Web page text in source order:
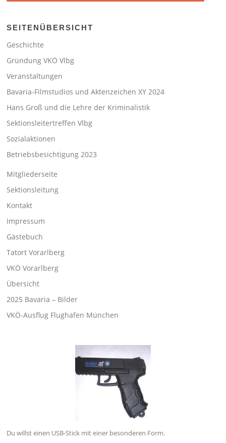
SEITENÜBERSICHT
Geschichte
Gründung VKÖ Vlbg
Veranstaltungen
Bavaria-Filmstudios und Aktenzeichen XY 2024
Hans Groß und die Lehre der Kriminalistik
Sektionsleitertreffen Vlbg
Sozialaktionen
Betriebsbesichtigung 2023
Mitgliederseite
Sektionsleitung
Kontakt
Impressum
Gästebuch
Tatort Vorarlberg
VKÖ Vorarlberg
Übersicht
2025 Bavaria – Bilder
VKÖ-Ausflug Flughafen München
Du willst einen USB-Stick mit einer besonderen Form.